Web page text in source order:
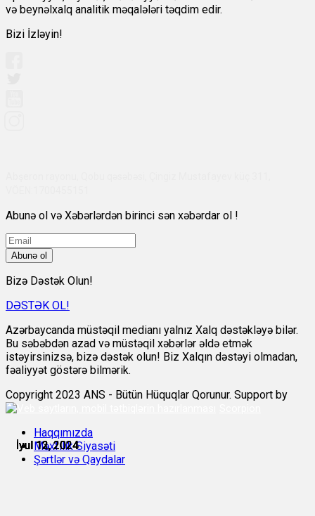
İyul 12, 2024
İyul 12, 2024
İyul 12, 2024
İyul 12, 2024
İyul 12, 2024
İyul 13, 2024
və beynəlxalq analitik məqalələri təqdim edir.
Bizi İzləyin!
Abunə ol və Xəbərlərdən birinci sən xəbərdar ol !
Abunə ol
Bizə Dəstək Olun!
DƏSTƏK OL!
Azərbaycanda müstəqil medianı yalnız Xalq dəstəkləyə bilər.
Bu səbəbdən azad və müstəqil xəbərlər əldə etmək
istəyirsinizsə, bizə dəstək olun! Biz Xalqın dəstəyi olmadan,
fəaliyyət göstərə bilmərik.
Copyright 2023 ANS - Bütün Hüquqlar Qorunur. Support by
Haqqımızda
Məxfilik Siyasəti
Şərtlər və Qaydalar